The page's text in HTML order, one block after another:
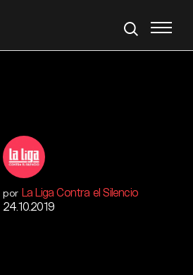
por La Liga Contra el Silencio
24.10.2019